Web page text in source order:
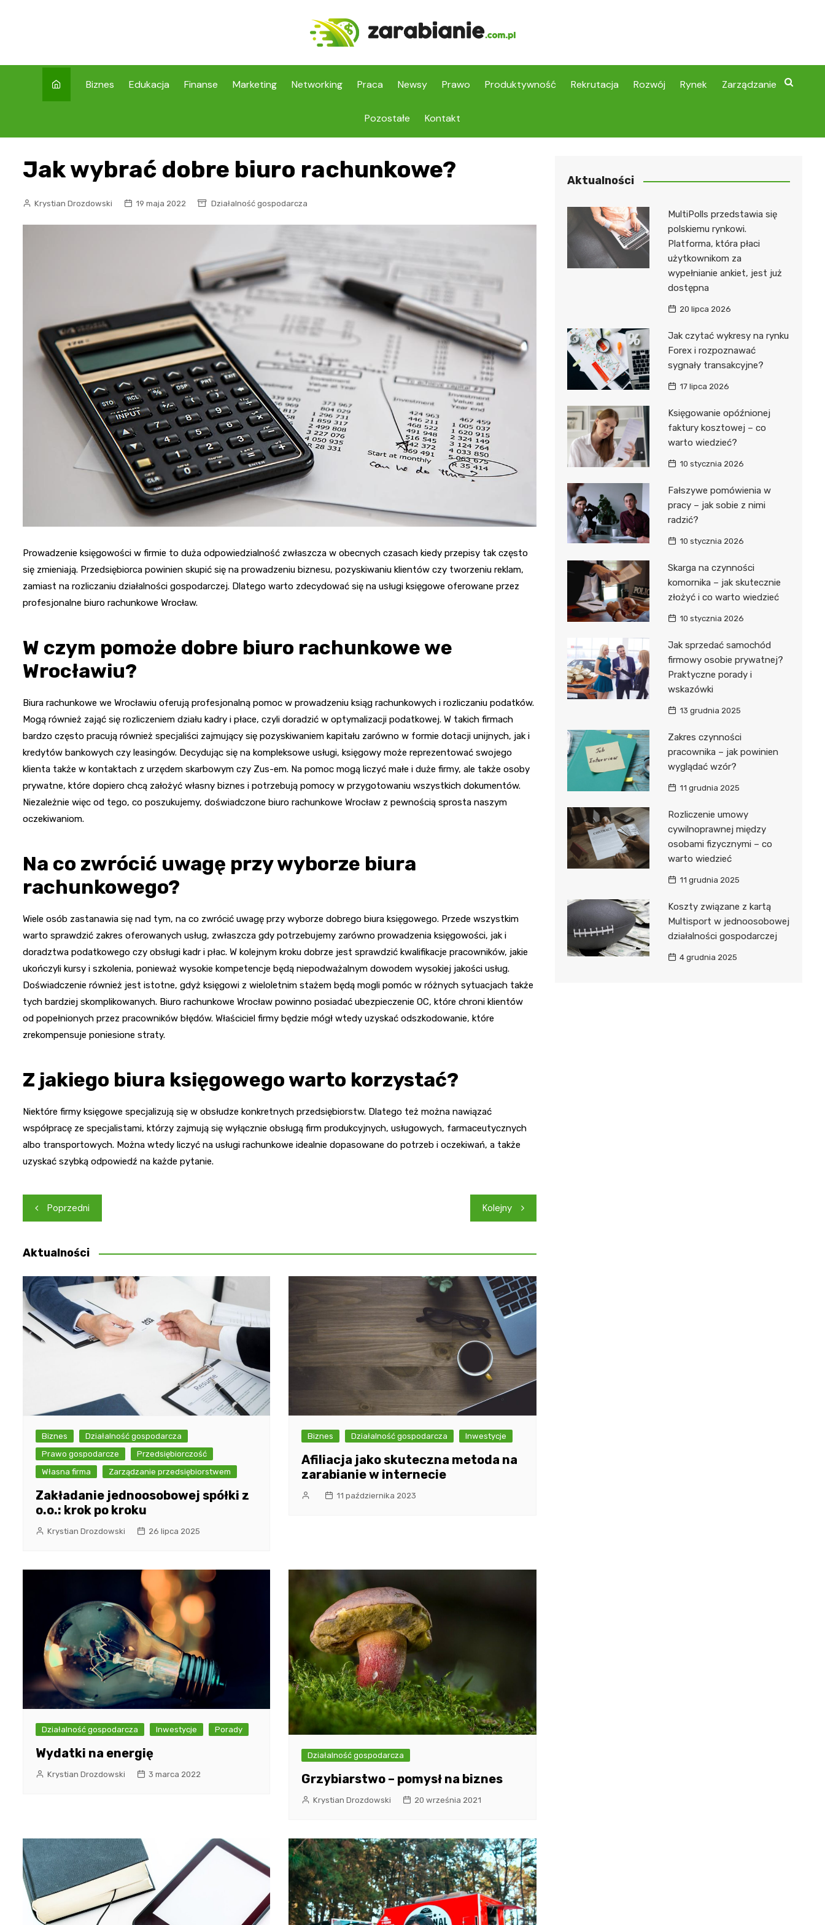
Biznes Edukacja Finanse Marketing Networking Praca Newsy Prawo Produktywność Rekrutacja Rozwój Rynek Zarządzanie
Pozostałe Kontakt
Jak wybrać dobre biuro rachunkowe?
Krystian Drozdowski 19 maja 2022 Działalność gospodarcza
Prowadzenie księgowości w firmie to duża odpowiedzialność zwłaszcza w obecnych czasach kiedy przepisy tak często
się zmieniają. Przedsiębiorca powinien skupić się na prowadzeniu biznesu, pozyskiwaniu klientów czy tworzeniu reklam,
zamiast na rozliczaniu działalności gospodarczej. Dlatego warto zdecydować się na usługi księgowe oferowane przez
profesjonalne biuro rachunkowe Wrocław.
W czym pomoże dobre biuro rachunkowe we
Wrocławiu?
Biura rachunkowe we Wrocławiu oferują profesjonalną pomoc w prowadzeniu ksiąg rachunkowych i rozliczaniu podatków.
Mogą również zająć się rozliczeniem działu kadry i płace, czyli doradzić w optymalizacji podatkowej. W takich firmach
bardzo często pracują również specjaliści zajmujący się pozyskiwaniem kapitału zarówno w formie dotacji unijnych, jak i
kredytów bankowych czy leasingów. Decydując się na kompleksowe usługi, księgowy może reprezentować swojego
klienta także w kontaktach z urzędem skarbowym czy Zus-em. Na pomoc mogą liczyć małe i duże firmy, ale także osoby
prywatne, które dopiero chcą założyć własny biznes i potrzebują pomocy w przygotowaniu wszystkich dokumentów.
Niezależnie więc od tego, co poszukujemy, doświadczone biuro rachunkowe Wrocław z pewnością sprosta naszym
oczekiwaniom.
Na co zwrócić uwagę przy wyborze biura
rachunkowego?
Wiele osób zastanawia się nad tym, na co zwrócić uwagę przy wyborze dobrego biura księgowego. Przede wszystkim
warto sprawdzić zakres oferowanych usług, zwłaszcza gdy potrzebujemy zarówno prowadzenia księgowości, jak i
doradztwa podatkowego czy obsługi kadr i płac. W kolejnym kroku dobrze jest sprawdzić kwalifikacje pracowników, jakie
ukończyli kursy i szkolenia, ponieważ wysokie kompetencje będą niepodważalnym dowodem wysokiej jakości usług.
Doświadczenie również jest istotne, gdyż księgowi z wieloletnim stażem będą mogli pomóc w różnych sytuacjach także
tych bardziej skomplikowanych. Biuro rachunkowe Wrocław powinno posiadać ubezpieczenie OC, które chroni klientów
od popełnionych przez pracowników błędów. Właściciel firmy będzie mógł wtedy uzyskać odszkodowanie, które
zrekompensuje poniesione straty.
Z jakiego biura księgowego warto korzystać?
Niektóre firmy księgowe specjalizują się w obsłudze konkretnych przedsiębiorstw. Dlatego też można nawiązać
współpracę ze specjalistami, którzy zajmują się wyłącznie obsługą firm produkcyjnych, usługowych, farmaceutycznych
albo transportowych. Można wtedy liczyć na usługi rachunkowe idealnie dopasowane do potrzeb i oczekiwań, a także
uzyskać szybką odpowiedź na każde pytanie.
Nawigacja
wpisu
Poprzedni Kolejny
Aktualności
Biznes
Działalność gospodarcza
Prawo gospodarcze
Przedsiębiorczość
Własna firma
Zarządzanie przedsiębiorstwem
Zakładanie jednoosobowej spółki z
o.o.: krok po kroku
Krystian Drozdowski 26 lipca 2025
Biznes Działalność gospodarcza Inwestycje
Afiliacja jako skuteczna metoda na
zarabianie w internecie
11 października 2023
Działalność gospodarcza Inwestycje Porady
Wydatki na energię
Krystian Drozdowski 3 marca 2022
Działalność gospodarcza
Grzybiarstwo – pomysł na biznes
Krystian Drozdowski 20 września 2021
Aktualności
MultiPolls przedstawia się
polskiemu rynkowi.
Platforma, która płaci
użytkownikom za
wypełnianie ankiet, jest już
dostępna
20 lipca 2026
Jak czytać wykresy na rynku
Forex i rozpoznawać
sygnały transakcyjne?
17 lipca 2026
Księgowanie opóźnionej
faktury kosztowej – co
warto wiedzieć?
10 stycznia 2026
Fałszywe pomówienia w
pracy – jak sobie z nimi
radzić?
10 stycznia 2026
Skarga na czynności
komornika – jak skutecznie
złożyć i co warto wiedzieć
10 stycznia 2026
Jak sprzedać samochód
firmowy osobie prywatnej?
Praktyczne porady i
wskazówki
13 grudnia 2025
Zakres czynności
pracownika – jak powinien
wyglądać wzór?
11 grudnia 2025
Rozliczenie umowy
cywilnoprawnej między
osobami fizycznymi – co
warto wiedzieć
11 grudnia 2025
Koszty związane z kartą
Multisport w jednoosobowej
działalności gospodarczej
4 grudnia 2025